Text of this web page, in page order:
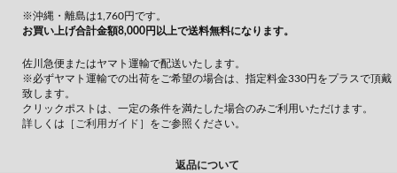
※沖縄・離島は1,760円です。
お買い上げ合計金額8,000円以上で送料無料になります。
佐川急便またはヤマト運輸で配送いたします。
※必ずヤマト運輸での出荷をご希望の場合は、指定料金330円をプラスで頂戴
致します。
クリックポストは、一定の条件を満たした場合のみご利用いただけます。
詳しくは ［ご利用ガイド］ をご参照ください。
返品について